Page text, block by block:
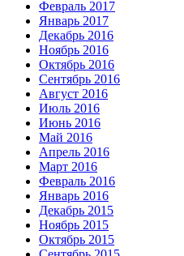
Февраль 2017
Январь 2017
Декабрь 2016
Ноябрь 2016
Октябрь 2016
Сентябрь 2016
Август 2016
Июль 2016
Июнь 2016
Май 2016
Апрель 2016
Март 2016
Февраль 2016
Январь 2016
Декабрь 2015
Ноябрь 2015
Октябрь 2015